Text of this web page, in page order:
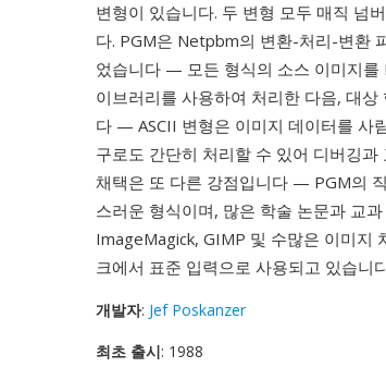
변형이 있습니다. 두 변형 모두 매직 넘
다. PGM은 Netpbm의 변환-처리-변환
었습니다 — 모든 형식의 소스 이미지
이브러리를 사용하여 처리한 다음, 대
다 — ASCII 변형은 이미지 데이터를 사
구로도 간단히 처리할 수 있어 디버깅
채택은 또 다른 강점입니다 — PGM의
스러운 형식이며, 많은 학술 논문과 교
ImageMagick, GIMP 및 수많은 이미지
크에서 표준 입력으로 사용되고 있습니
개발자: Jef Poskanzer
최초 출시: 1988